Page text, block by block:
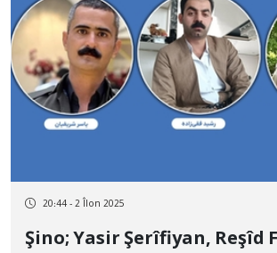
20:44 - 2 Îlon 2025
Şino; Yasir Şerîfiyan, Reşîd